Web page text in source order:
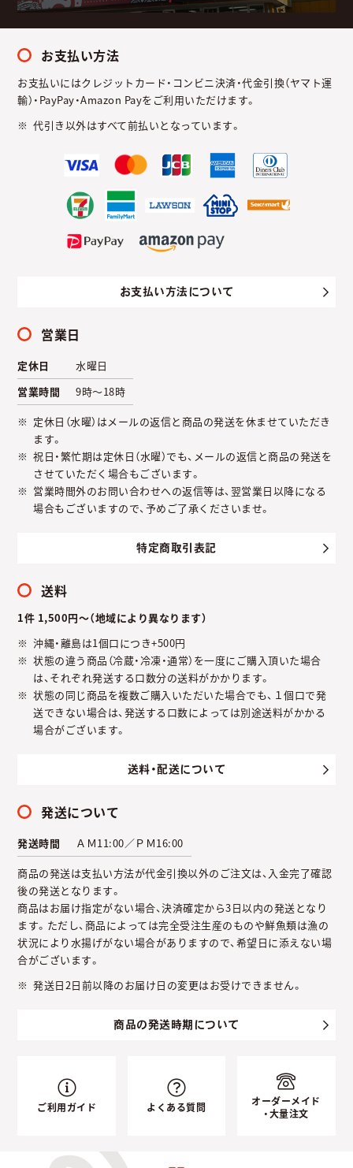
お支払い方法
お支払いにはクレジットカード・コンビニ決済・代金引換（ヤマト運
輸）・PayPay・Amazon Payをご利用いただけます。
代引き以外はすべて前払いとなっています。
お支払い方法について
営業日
定休日
水曜日
営業時間
9時～18時
定休日（水曜）はメールの返信と商品の発送を休ませていただき
ます。
祝日・繁忙期は定休日（水曜）でも、メールの返信と商品の発送を
させていただく場合もございます。
営業時間外のお問い合わせへの返信等は、翌営業日以降になる
場合もございますので、予めご了承くださいませ。
特定商取引表記
送料
1件 1,500円～（地域により異なります）
沖縄・離島は1個口につき+500円
状態の違う商品（冷蔵・冷凍・通常）を一度にご購入頂いた場合
は、それぞれ発送する口数分の送料がかかります。
状態の同じ商品を複数ご購入いただいた場合でも、１個口で発
送できない場合は、発送する口数によっては別途送料がかかる
場合がございます。
送料・配送について
発送について
発送時間
ＡＭ11:00／ＰＭ16:00
商品の発送は支払い方法が代金引換以外のご注文は、入金完了確認
後の発送となります。
商品はお届け指定がない場合、決済確定から3日以内の発送となり
ます。ただし、商品によっては完全受注生産のものや鮮魚類は漁の
状況により水揚げがない場合がありますので、希望日に添えない場
合がございます。
発送日2日前以降のお届け日の変更はお受けできません。
商品の発送時期について
ご利用ガイド よくある質問
オーダーメイド
・大量注文